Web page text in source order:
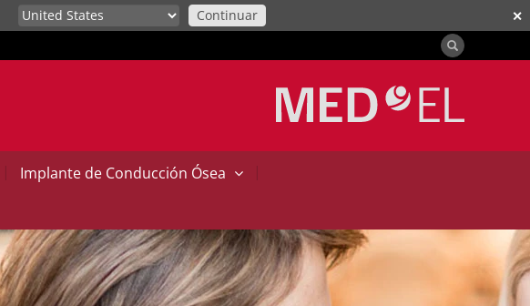
✕
Continuar
| Implante de Conducción Ósea
|